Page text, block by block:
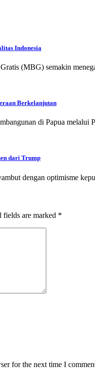
Indonesia
(MBG) semakin
Berkelanjutan
di Papua
dari Trump
dengan optimisme
fields are marked *
for the next time I